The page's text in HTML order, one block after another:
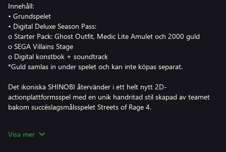
Innehåll:
• Grundspelet
• Digital Deluxe Season Pass:
o Starter Pack: Ghost Outfit, Medic Lite Amulet och 2000 guld
o SEGA Villains Stage
o Digital konstbok + soundtrack
*Guld samlas in under spelet och kan inte köpas separat.
Det ikoniska SHINOBI återvänder i ett helt nytt 2D-
actionplattformsspel med en unik handritad stil skapad av teamet
bakom succéslagsmålsspelet Streets of Rage 4.
ninjakonsterna. När din by har bränts ner till grunden och din
Visa mer